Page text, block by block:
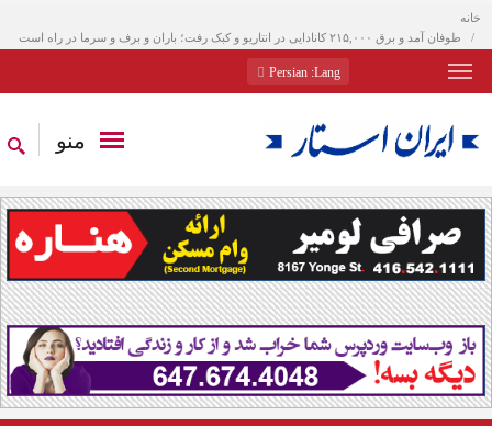
خانه
طوفان آمد و برق ۲۱۵,۰۰۰ کانادایی در انتاریو و کبک رفت؛ باران و برف و سرما در راه است
Lang
: Persian
منو